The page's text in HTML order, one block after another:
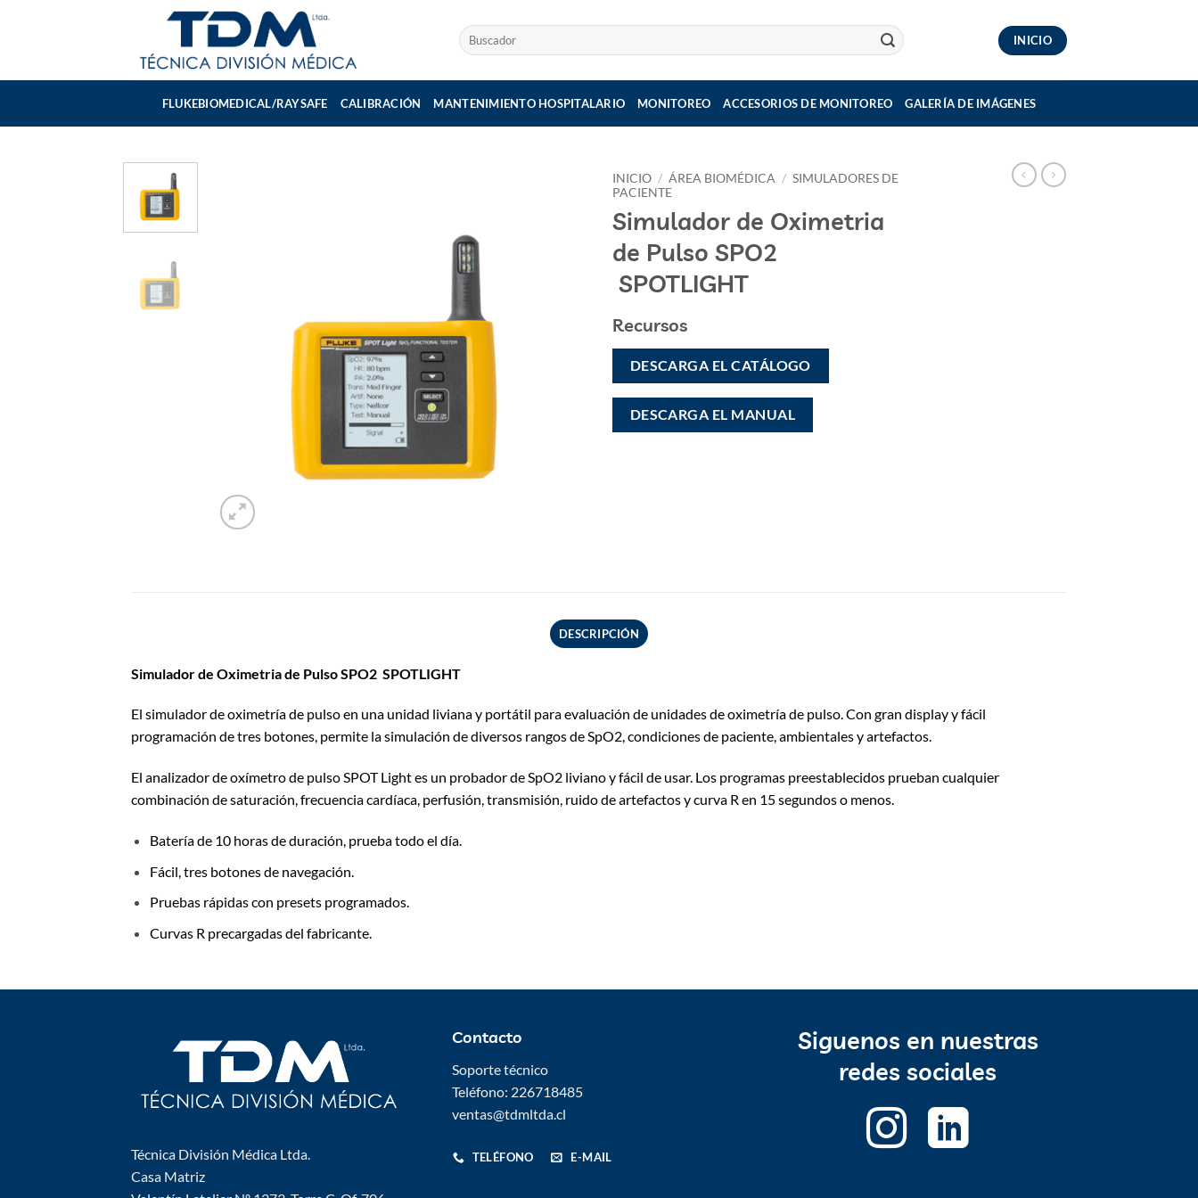
Buscar
por:
INICIO
FLUKEBIOMEDICAL/RAYSAFE CALIBRACIÓN MANTENIMIENTO HOSPITALARIO MONITOREO ACCESORIOS DE MONITOREO GALERÍA DE IMÁGENES
INICIO / ÁREA BIOMÉDICA / SIMULADORES DE
PACIENTE
Simulador de Oximetria
de Pulso SPO2
SPOTLIGHT
Recursos
DESCARGA EL CATÁLOGO
DESCARGA EL MANUAL
DESCRIPCIÓN
Simulador de Oximetria de Pulso SPO2 SPOTLIGHT
El simulador de oximetría de pulso en una unidad liviana y portátil para evaluación de unidades de oximetría de pulso. Con gran display y fácil
programación de tres botones, permite la simulación de diversos rangos de SpO2, condiciones de paciente, ambientales y artefactos.
El analizador de oxímetro de pulso SPOT Light es un probador de SpO2 liviano y fácil de usar. Los programas preestablecidos prueban cualquier
combinación de saturación, frecuencia cardíaca, perfusión, transmisión, ruido de artefactos y curva R en 15 segundos o menos.
Batería de 10 horas de duración, prueba todo el día.
Fácil, tres botones de navegación.
Pruebas rápidas con presets programados.
Curvas R precargadas del fabricante.
Técnica División Médica Ltda.
Casa Matriz
Contacto
Soporte técnico
Teléfono: 226718485
ventas@tdmltda.cl
TELÉFONO E-MAIL
Siguenos en nuestras
redes sociales